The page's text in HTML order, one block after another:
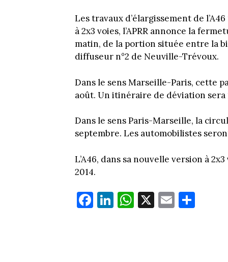
Les travaux d’élargissement de
à 2x3 voies, l’APRR annonce la
matin, de la portion située entre la
diffuseur n°2 de Neuville-Trévoux.
Dans le sens Marseille-Paris, cette
août. Un itinéraire de déviation sera
Dans le sens Paris-Marseille, la
septembre. Les automobilistes
L’A46, dans sa nouvelle version à
2014.
Fa
ce
Li
nk
W
ha
X E
m